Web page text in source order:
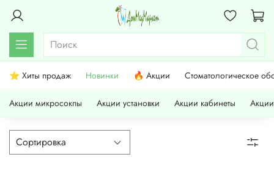
⭐ Хиты продаж Новинки 🔥 Акции Стоматологическое
Акции микросокпы Акции установки Акции кабинеты